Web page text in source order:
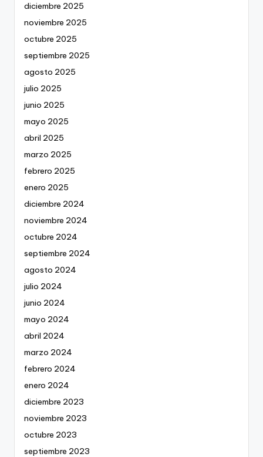
diciembre 2025
noviembre 2025
octubre 2025
septiembre 2025
agosto 2025
julio 2025
junio 2025
mayo 2025
abril 2025
marzo 2025
febrero 2025
enero 2025
diciembre 2024
noviembre 2024
octubre 2024
septiembre 2024
agosto 2024
julio 2024
junio 2024
mayo 2024
abril 2024
marzo 2024
febrero 2024
enero 2024
diciembre 2023
noviembre 2023
octubre 2023
septiembre 2023